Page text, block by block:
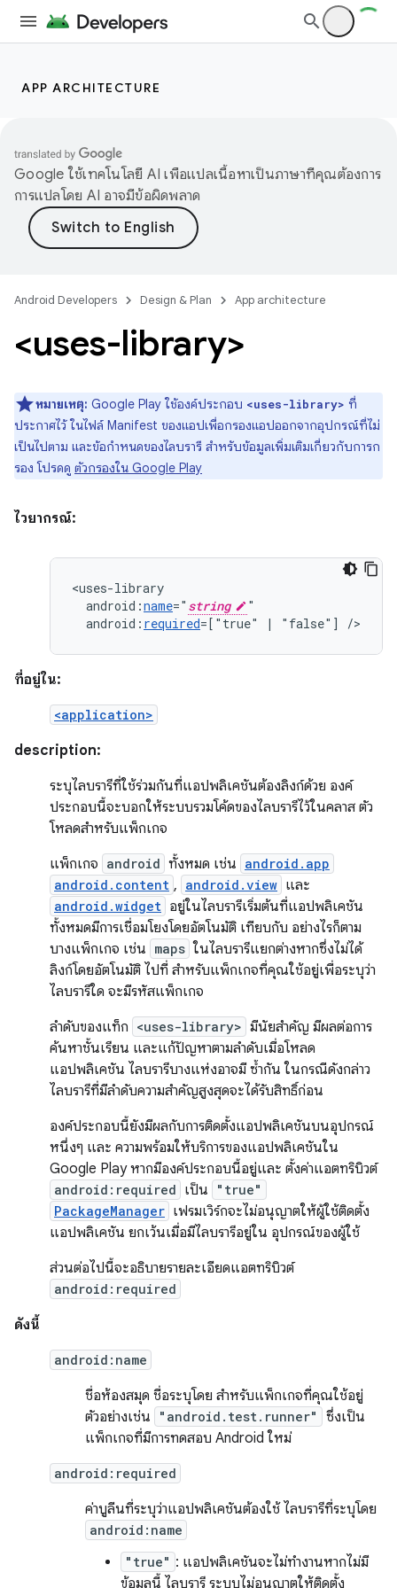
APP ARCHITECTURE
Google ใช้เทคโนโลยี AI เพื่อแปลเนื้อหาเป็นภาษาที่คุณต้องการ
การแปลโดย AI อาจมีข้อผิดพลาด
Android Developers Design & Plan App architecture
<uses-library>
หมายเหตุ: Google Play ใช้องค์ประกอบ <uses-library> ที่
ประกาศไว้ ในไฟล์ Manifest ของแอปเพื่อกรองแอปออกจากอุปกรณ์ที่ไม่
เป็นไปตาม และข้อกำหนดของไลบรารี สำหรับข้อมูลเพิ่มเติมเกี่ยวกับการก
รอง โปรดดู ตัวกรองใน Google Play
ไวยากรณ์:
android:name=" string
android: required=["true" | "false"] />
ที่อยู่ใน:
<application>
description:
ระบุไลบรารีที่ใช้ร่วมกันที่แอปพลิเคชันต้องลิงก์ด้วย องค์
ประกอบนี้จะบอกให้ระบบรวมโค้ดของไลบรารีไว้ในคลาส ตัว
โหลดสำหรับแพ็กเกจ
แพ็กเกจ android ทั้งหมด เช่น android.app
android.content , android.view และ
android.widget อยู่ในไลบรารีเริ่มต้นที่แอปพลิเคชัน
ทั้งหมดมีการเชื่อมโยงโดยอัตโนมัติ เทียบกับ อย่างไรก็ตาม
บางแพ็กเกจ เช่น maps ในไลบรารีแยกต่างหากซึ่งไม่ได้
ลิงก์โดยอัตโนมัติ ไปที่ สำหรับแพ็กเกจที่คุณใช้อยู่เพื่อระบุว่า
ไลบรารีใด จะมีรหัสแพ็กเกจ
ลำดับของแท็ก <uses-library> มีนัยสำคัญ มีผลต่อการ
ค้นหาชั้นเรียน และแก้ปัญหาตามลำดับเมื่อโหลด
แอปพลิเคชัน ไลบรารีบางแห่งอาจมี ซ้ำกัน ในกรณีดังกล่าว
ไลบรารีที่มีลำดับความสำคัญสูงสุดจะได้รับสิทธิ์ก่อน
องค์ประกอบนี้ยังมีผลกับการติดตั้งแอปพลิเคชันบนอุปกรณ์
หนึ่งๆ และ ความพร้อมให้บริการของแอปพลิเคชันใน
Google Play หากมีองค์ประกอบนี้อยู่และ ตั้งค่าแอตทริบิวต์
android:required เป็น
"true"
PackageManager เฟรมเวิร์กจะไม่อนุญาตให้ผู้ใช้ติดตั้ง
แอปพลิเคชัน ยกเว้นเมื่อมีไลบรารีอยู่ใน อุปกรณ์ของผู้ใช้
ส่วนต่อไปนี้จะอธิบายรายละเอียดแอตทริบิวต์
android:required
ดังนี้
android:name
ชื่อห้องสมุด ชื่อระบุโดย สำหรับแพ็กเกจที่คุณใช้อยู่
ตัวอย่างเช่น
"android.test.runner"
ซึ่งเป็น
แพ็กเกจที่มีการทดสอบ Android ใหม่
android:required
ค่าบูลีนที่ระบุว่าแอปพลิเคชันต้องใช้ ไลบรารีที่ระบุโดย
android:name
"true" : แอปพลิเคชันจะไม่ทำงานหากไม่มี
ข้อมูลนี้ ไลบรารี ระบบไม่อนุญาตให้ติดตั้ง